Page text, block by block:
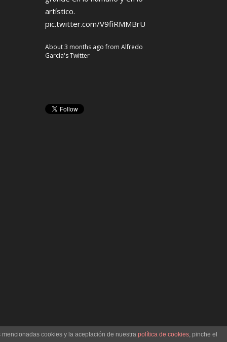
artístico.
pic.twitter.com/V9fiRMMBrU
About 3 months agofromAlfredo
García's Twitter
cookies y la aceptación de nuestra política de cookies, pinche el